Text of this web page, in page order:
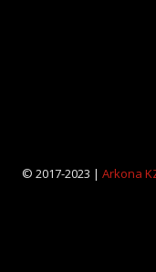
© 2017-2023 | Arkona